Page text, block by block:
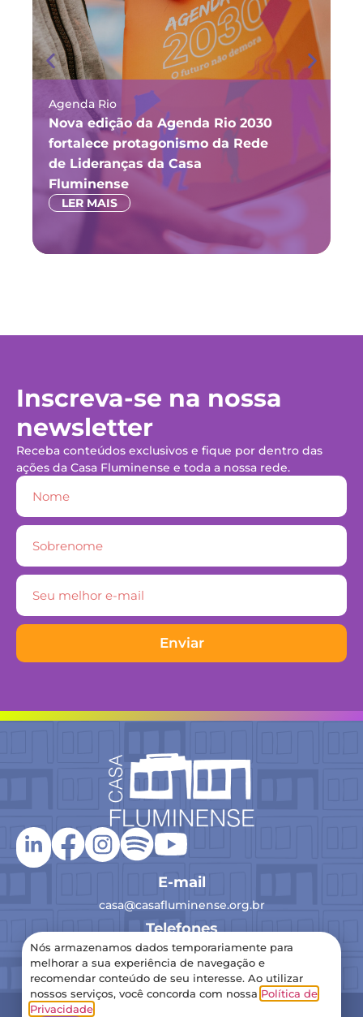
Agenda Rio
Nova edição da Agenda Rio 2030
fortalece protagonismo da Rede
de Lideranças da Casa
Fluminense
LER MAIS
Inscreva-se na nossa
newsletter
Receba conteúdos exclusivos e fique por dentro das
ações da Casa Fluminense e toda a nossa rede.
Enviar
E-mail
casa@casafluminense.org.br
Telefones
(21) 2516-0193
2024 Casa Fluminense – Todos os direitos reservados
Nós armazenamos dados temporariamente para
melhorar a sua experiência de navegação e
recomendar conteúdo de seu interesse. Ao utilizar
nossos serviços, você concorda com nossa Política de
Privacidade.